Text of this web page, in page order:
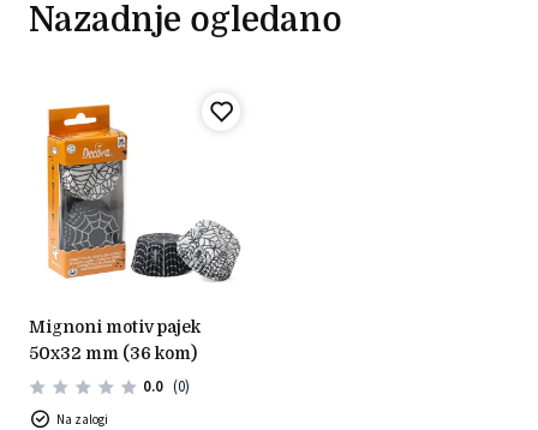
Nazadnje ogledano
mignoni motiv pajek
50x32 mm (36 kom)
0.0 (0)
Na zalogi